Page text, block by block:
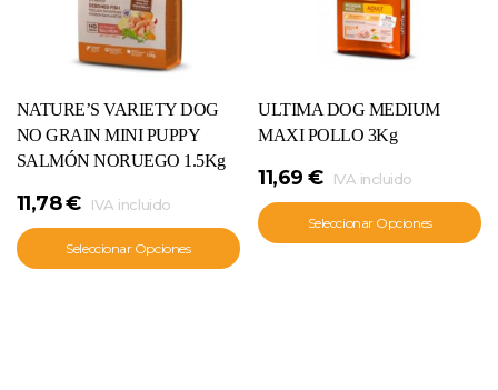
NATURE’S VARIETY DOG
NO GRAIN MINI PUPPY
SALMÓN NORUEGO 1.5Kg
11,78€ IVA incluido
Seleccionar Opciones
ULTIMA DOG MEDIUM
MAXI POLLO 3Kg
11,69 € IVA incluido
Seleccionar Opciones